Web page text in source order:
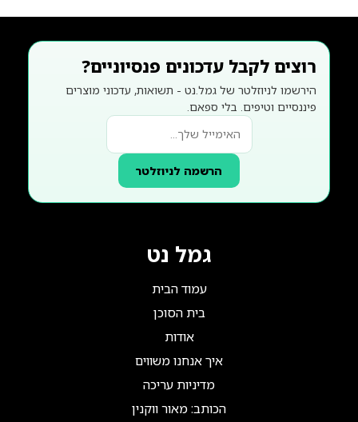
רוצים לקבל עדכונים פנסיוניים?
הירשמו לניוזלטר של גמל.נט - תשואות, עדכוני מוצרים
פיננסיים וטיפים. בלי ספאם.
הרשמה לניוזלטר
גמל נט
עמוד הבית
בית הסוכן
אודות
איך אנחנו משווים
מדיניות עריכה
הכותב: מאור ווקנין